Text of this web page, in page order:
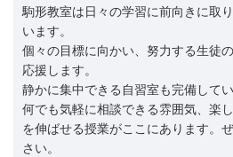
駒形教室は日々の学習に前向きに取
います。
個々の目標に向かい、努力する生徒
応援します。
静かに集中できる自習室も完備してい
何でも気軽に相談できる雰囲気、楽
を伸ばせる授業がここにあります。
さい。